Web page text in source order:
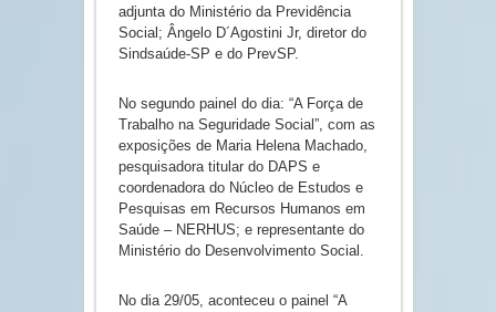
adjunta do Ministério da Previdência
Social; Ângelo D´Agostini Jr, diretor do
Sindsaúde-SP e do PrevSP.
No segundo painel do dia: “A Força de
Trabalho na Seguridade Social”, com as
exposições de Maria Helena Machado,
pesquisadora titular do DAPS e
coordenadora do Núcleo de Estudos e
Pesquisas em Recursos Humanos em
Saúde – NERHUS; e representante do
Ministério do Desenvolvimento Social.
No dia 29/05, aconteceu o painel “A